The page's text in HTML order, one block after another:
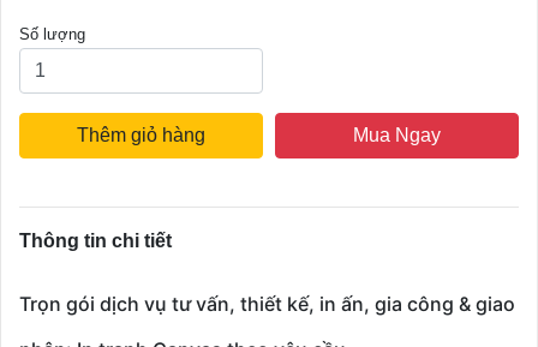
Số lượng
Thêm giỏ hàng Mua Ngay
Thông tin chi tiết
Trọn gói dịch vụ tư vấn, thiết kế, in ấn, gia công & giao